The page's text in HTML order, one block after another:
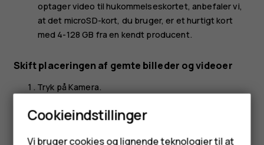
optager video til hukommelseskortet, anbefaler vi,
at det microSD-kort, du bruger, er et hurtigt kort
med 4-128 GB fra en kendt producent.
Skift placeringen af gemte billeder og videoer
Tryk påKamera.
Tryk på
menu >settings Indstillinger
Cookieindstillinger
Vi bruger cookies og lignende teknologier til at